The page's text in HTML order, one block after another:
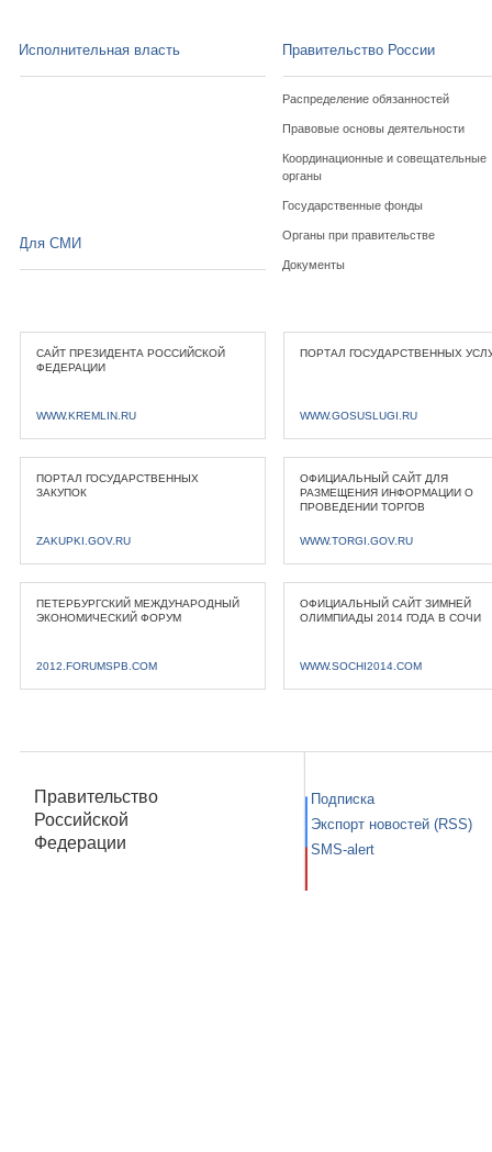
Исполнительная власть Правительство России
Распределение обязанностей
Правовые основы деятельности
Координационные и совещательные
органы
Государственные фонды
Органы при правительстве
Документы
Для СМИ
САЙТ ПРЕЗИДЕНТА РОССИЙСКОЙ
ФЕДЕРАЦИИ
WWW.KREMLIN.RU
ПОРТАЛ ГОСУДАРСТВЕННЫХ
WWW.GOSUSLUGI.RU
ПОРТАЛ ГОСУДАРСТВЕННЫХ
ЗАКУПОК
ZAKUPKI.GOV.RU
ОФИЦИАЛЬНЫЙ САЙТ ДЛЯ
РАЗМЕЩЕНИЯ ИНФОРМАЦИИ О
ПРОВЕДЕНИИ ТОРГОВ
WWW.TORGI.GOV.RU
ПЕТЕРБУРГСКИЙ МЕЖДУНАРОДНЫЙ
ЭКОНОМИЧЕСКИЙ ФОРУМ
2012.FORUMSPB.COM
ОФИЦИАЛЬНЫЙ САЙТ ЗИМНЕЙ
ОЛИМПИАДЫ 2014 ГОДА В СОЧИ
WWW.SOCHI2014.COM
Правительство
Российской
Федерации
Подписка
Экспорт новостей (RSS)
SMS-alert